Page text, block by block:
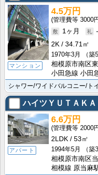
マンション
4.5万円
3000
1ヶ月
-
2K
34.71㎡
1970年3月
（築
相模原市南区
小田急線 小田
ハイツＹＵＴＡＫＡ
アパート
6.6万円
2000
2LDK
53㎡
1994年5月
（築
相模原市南区
相模線 原当麻